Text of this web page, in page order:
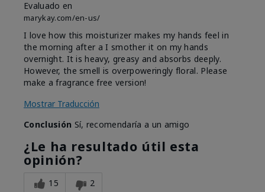
Evaluado en
marykay.com/en-us/
I love how this moisturizer makes my hands feel in
the morning after a I smother it on my hands
overnight. It is heavy, greasy and absorbs deeply.
However, the smell is overpoweringly floral. Please
make a fragrance free version!
Mostrar Traducción
Conclusión Sí, recomendaría a un amigo
¿Le ha resultado útil esta
opinión?
15 2